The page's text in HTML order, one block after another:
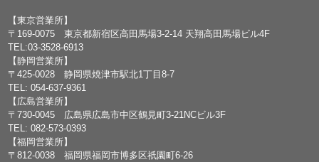
【東京営業所】
〒169-0075 東京都新宿区高田馬場3-2-14 天翔高田馬場ビル4F
TEL:03-3528-6913
【静岡営業所】
〒425-0028 静岡県焼津市駅北1丁目8-7
TEL: 054-637-9361
【広島営業所】
〒730-0045 広島県広島市中区鶴見町3-21NCビル3F
TEL: 082-573-0393
【福岡営業所】
〒812-0038 福岡県福岡市博多区祇園町6-26